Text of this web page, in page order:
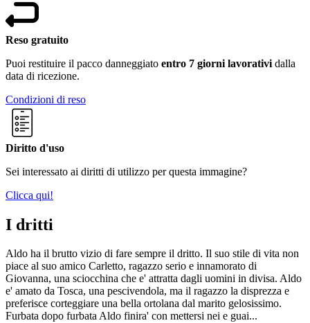
Reso gratuito
Puoi restituire il pacco danneggiato entro 7 giorni lavorativi dalla
data di ricezione.
Condizioni di reso
Diritto d'uso
Sei interessato ai diritti di utilizzo per questa immagine?
Clicca qui!
I dritti
Aldo ha il brutto vizio di fare sempre il dritto. Il suo stile di vita non
piace al suo amico Carletto, ragazzo serio e innamorato di
Giovanna, una sciocchina che e' attratta dagli uomini in divisa. Aldo
e' amato da Tosca, una pescivendola, ma il ragazzo la disprezza e
preferisce corteggiare una bella ortolana dal marito gelosissimo.
Furbata dopo furbata Aldo finira' con mettersi nei e guai...